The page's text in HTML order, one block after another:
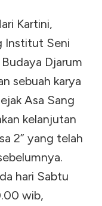
Kartini,
Institut Seni
Djarum
sebuah karya
Asa Sang
kelanjutan
2” yang telah
hari Sabtu
wib,